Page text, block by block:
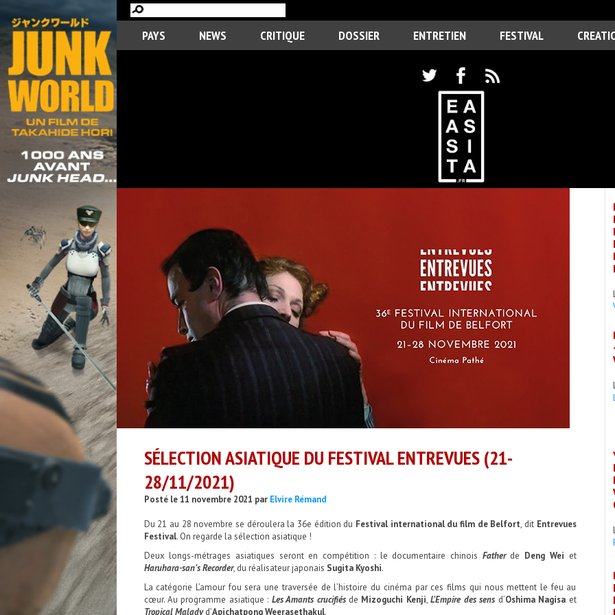
PAYS NEWS CRITIQUE DOSSIER ENTRETIEN FESTIVAL
SÉLECTION ASIATIQUE DU FESTIVAL ENTREVUES (21-
28/11/2021)
Posté le 11 novembre 2021 par Elvire Rémand
Du 21 au 28 novembre se déroulera la 36e édition du Festival international du film de Belfort, dit Entrevues
Festival. On regarde la sélection asiatique !
Deux longs-métrages asiatiques seront en compétition : le documentaire chinois Father de Deng Wei et
Haruhara-san’s Recorder, du réalisateur japonais Sugita Kyoshi.
La catégorie L’amour fou sera une traversée de l’histoire du cinéma par ces films qui nous mettent le feu au
cœur. Au programme asiatique : Les Amants crucifiésde Mizoguchi Kenji,L’Empire des sens d’Oshima Nagisa et
Tropical Maladyd’Apichatpong Weerasethakul.